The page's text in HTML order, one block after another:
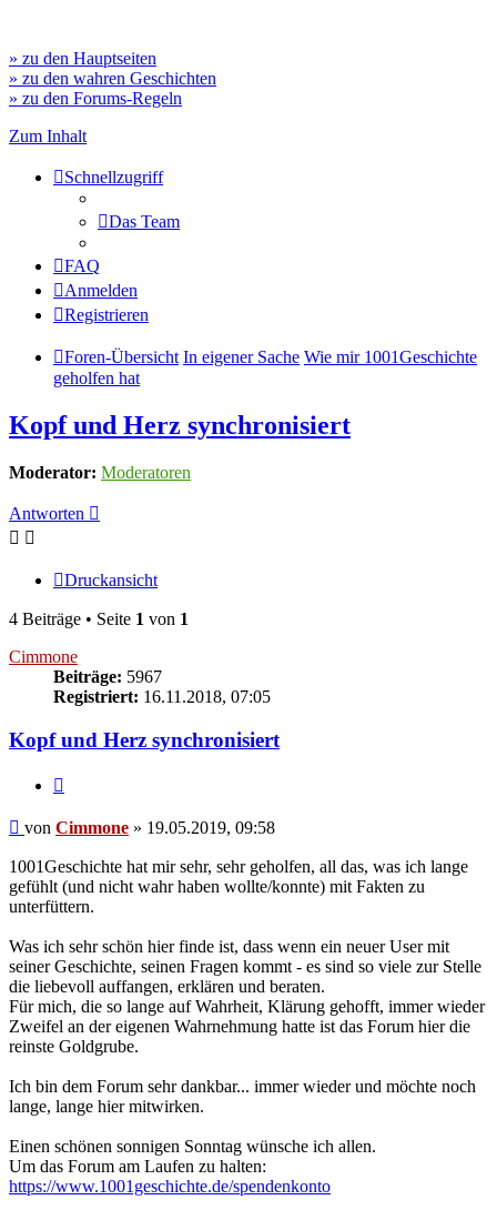
» zu den Hauptseiten
» zu den wahren Geschichten
» zu den Forums-Regeln
Zum Inhalt
Schnellzugriff
Das Team
FAQ
Anmelden
Registrieren
Foren-Übersicht In eigener Sache Wie mir 1001Geschichte
geholfen hat
Kopf und Herz synchronisiert
Moderator: Moderatoren
Antworten
Druckansicht
4 Beiträge • Seite 1 von 1
Cimmone
Beiträge: 5967
Registriert: 16.11.2018, 07:05
Kopf und Herz synchronisiert
Beitrag
von Cimmone » 19.05.2019, 09:58
1001Geschichte hat mir sehr, sehr geholfen, all das, was ich lange
gefühlt (und nicht wahr haben wollte/konnte) mit Fakten zu
unterfüttern.
Was ich sehr schön hier finde ist, dass wenn ein neuer User mit
seiner Geschichte, seinen Fragen kommt - es sind so viele zur Stelle
die liebevoll auffangen, erklären und beraten.
Für mich, die so lange auf Wahrheit, Klärung gehofft, immer wieder
Zweifel an der eigenen Wahrnehmung hatte ist das Forum hier die
reinste Goldgrube.
Ich bin dem Forum sehr dankbar... immer wieder und möchte noch
lange, lange hier mitwirken.
Einen schönen sonnigen Sonntag wünsche ich allen.
Um das Forum am Laufen zu halten:
https://www.1001geschichte.de/spendenkonto